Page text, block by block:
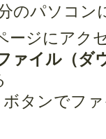
のパソコン
ージにアク
ァイル（ダ
ボタンでフ